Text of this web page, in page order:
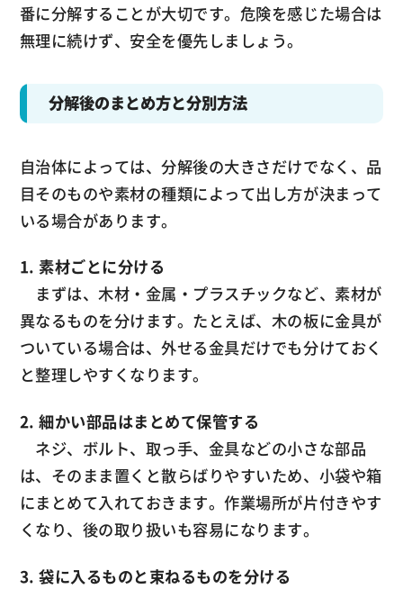
番に分解することが大切です。危険を感じた場合は
無理に続けず、安全を優先しましょう。
分解後のまとめ方と分別方法
自治体によっては、分解後の大きさだけでなく、品
目そのものや素材の種類によって出し方が決まって
いる場合があります。
1. 素材ごとに分ける
まずは、木材・金属・プラスチックなど、素材が
異なるものを分けます。たとえば、木の板に金具が
ついている場合は、外せる金具だけでも分けておく
と整理しやすくなります。
2. 細かい部品はまとめて保管する
ネジ、ボルト、取っ手、金具などの小さな部品
は、そのまま置くと散らばりやすいため、小袋や箱
にまとめて入れておきます。作業場所が片付きやす
くなり、後の取り扱いも容易になります。
3. 袋に入るものと束ねるものを分ける